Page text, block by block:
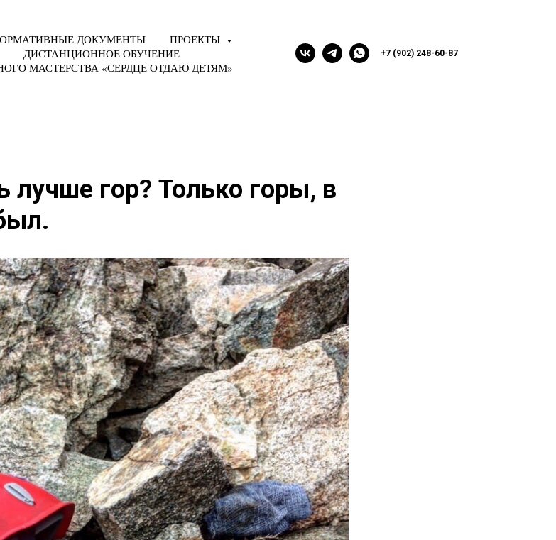
ДОКУМЕНТЫ
ПРОЕКТЫ
ДИСТАНЦИОННОЕ ОБУЧЕНИЕ
МАСТЕРСТВА «СЕРДЦЕ ОТДАЮ ДЕТЯМ»
+7 (902) 248-60-87
гор? Только горы, в